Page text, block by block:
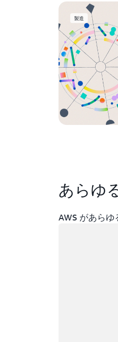
製造
お客様
あらゆ
AWS があらゆ